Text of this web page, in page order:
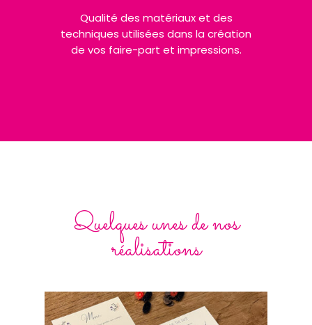
Qualité des matériaux et des
techniques utilisées dans la création
de vos faire-part et impressions.
Quelques unes de nos
réalisations